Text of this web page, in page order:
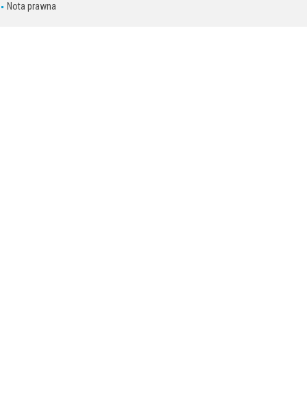
Nota prawna